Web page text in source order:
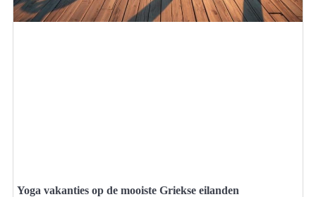
Yoga vakanties op de mooiste Griekse eilanden